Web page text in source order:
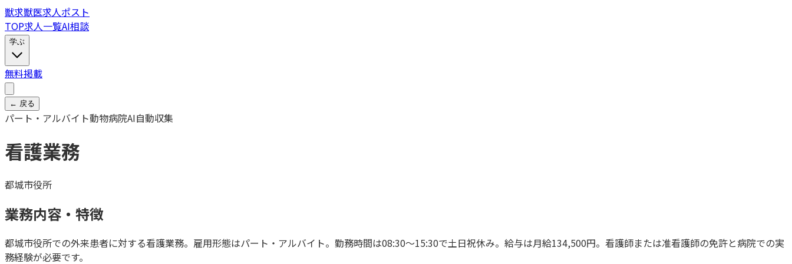
獣求獣医求人ポスト
TOP求人一覧AI相談
学ぶ
無料掲載
← 戻る
パート・アルバイト動物病院AI自動収集
看護業務
都城市役所
業務内容・特徴
都城市役所での外来患者に対する看護業務。雇用形態はパート・アルバイト。勤務時間は08:30～15:30で土日祝休み。給与は月給134,500円。看護師または准看護師の免許と病院での実
務経験が必要です。